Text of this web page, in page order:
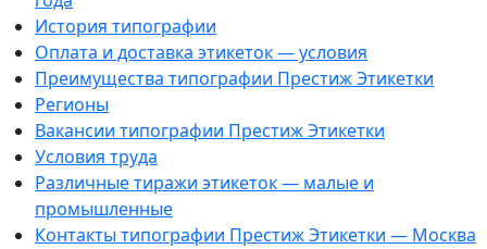
История типографии
Оплата и доставка этикеток — условия
Преимущества типографии Престиж Этикетки
Регионы
Вакансии типографии Престиж Этикетки
Условия труда
Различные тиражи этикеток — малые и
промышленные
Контакты типографии Престиж Этикетки — Москва